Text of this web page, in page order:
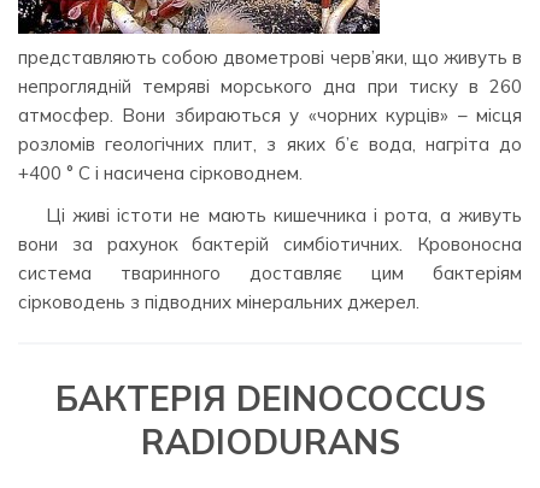
представляють собою двометрові черв’яки, що живуть в
непроглядній темряві морського дна при тиску в 260
атмосфер. Вони збираються у «чорних курців» – місця
розломів геологічних плит, з яких б’є вода, нагріта до
+400 ° С і насичена сірководнем.
Ці живі істоти не мають кишечника і рота, а живуть
вони за рахунок бактерій симбіотичних. Кровоносна
система тваринного доставляє цим бактеріям
сірководень з підводних мінеральних джерел.
БАКТЕРІЯ DEINOCOCCUS
RADIODURANS